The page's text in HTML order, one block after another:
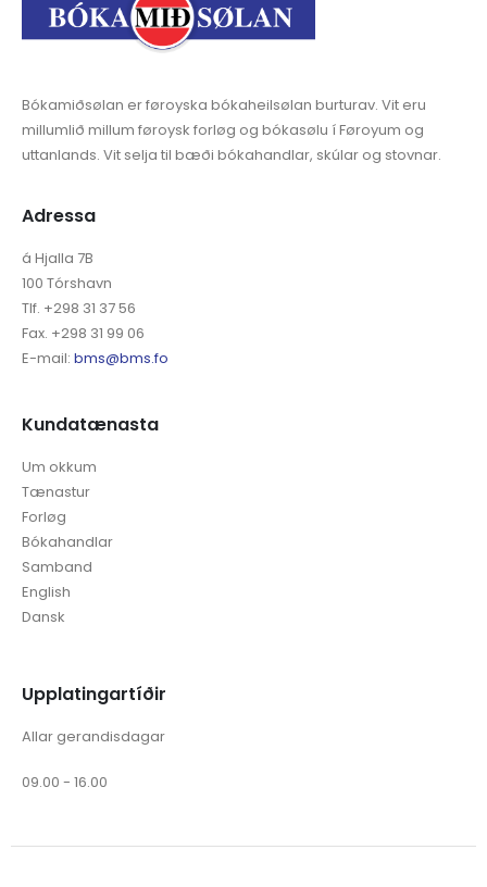
Bókamiðsølan er føroyska bókaheilsølan burturav. Vit eru
millumlið millum føroysk forløg og bókasølu í Føroyum og
uttanlands. Vit selja til bæði bókahandlar, skúlar og stovnar.
Adressa
á Hjalla 7B
100 Tórshavn
Tlf. +298 31 37 56
Fax. +298 31 99 06
E-mail: bms@bms.fo
Kundatænasta
Um okkum
Tænastur
Forløg
Bókahandlar
Samband
English
Dansk
Upplatingartíðir
Allar gerandisdagar
09.00 - 16.00